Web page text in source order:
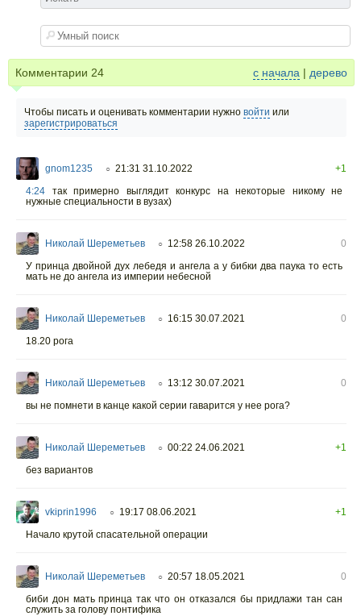
Комментарии 24 с начала | дерево
Чтобы писать и оценивать комментарии нужно войти или
зарегистрироваться
gnom1235 ○ 21:31 31.10.2022
+1
4:24 так примерно выглядит конкурс на некоторые никому не
нужные специальности в вузах)
Николай Шереметьев ○ 12:58 26.10.2022
0
У принца двойной дух лебедя и ангела а у бибки два паука то есть
мать не до ангела из империи небесной
Николай Шереметьев ○ 16:15 30.07.2021
0
18.20 рога
Николай Шереметьев ○ 13:12 30.07.2021
0
вы не помнети в канце какой серии гаварится у нее рога?
Николай Шереметьев ○ 00:22 24.06.2021
+1
без вариантов
vkiprin1996 ○ 19:17 08.06.2021
+1
Начало крутой спасательной операции
Николай Шереметьев ○ 20:57 18.05.2021
0
биби дон мать принца так что он отказался бы придлажи тан сан
служить за голову понтифика